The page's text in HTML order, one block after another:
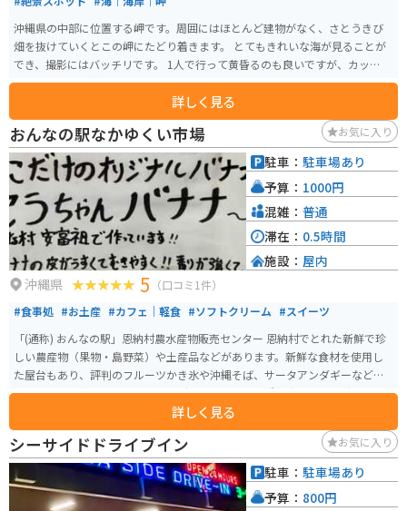
沖縄県の中部に位置する岬です。周囲にはほとんど建物がなく、さとうきび
畑を抜けていくとこの岬にたどり着きます。 とてもきれいな海が見ることが
でき、撮影にはバッチリです。 1人で行って黄昏るのも良いですが、カップル
で行くととても楽しいかもしれません.
詳しく見る
おんなの駅なかゆくい市場 お気に入り
沖縄県 5 （口コミ1件）
#食事処 #お土産 #カフェ｜軽食 #ソフトクリーム #スイーツ
「(通称) おんなの駅」恩納村農水産物販売センター 恩納村でとれた新鮮で珍
しい農産物（果物・島野菜）や土産品などがあります。新鮮な食材を使用し
た屋台もあり、評判のフルーツかき氷や沖縄そば、サータアンダギーなど美
味しいものも盛りだくさん。マンゴーやいろんな品種の島バナナ、グアバ
（赤、白）、ドラゴンフルーツ（赤、白）などなど。果物野菜はスーパーで
買うより新鮮で安く入手できます。
詳しく見る
駐車： 駐車場あり
予算： 1000円
混雑： 普通
滞在： 0.5時間
施設： 屋内
シーサイドドライブイン お気に入り
駐車： 駐車場あり
予算： 800円